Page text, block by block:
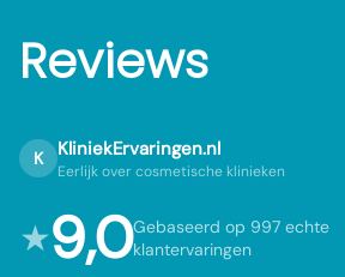
Reviews
K KliniekErvaringen.nl
Eerlijk over cosmetische klinieken
★9,0Gebaseerd op 997 echte
klantervaringen